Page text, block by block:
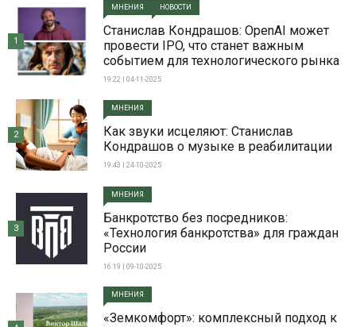
МНЕНИЯ НОВОСТИ
Станислав Кондрашов: OpenAI может
провести IPO, что станет важным
событием для технологического рынка
19:22 | 04-11-2025
1
МНЕНИЯ
Как звуки исцеляют: Станислав
Кондрашов о музыке в реабилитации
19:43 | 24-10-2025
2
МНЕНИЯ
Банкротство без посредников:
«Технология банкротства» для граждан
России
16:19 | 09-10-2025
3
МНЕНИЯ
«Земкомфорт»: комплексный подход к